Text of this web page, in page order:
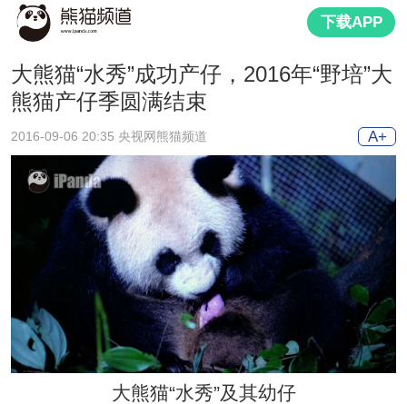
下载APP
大熊猫“水秀”成功产仔，2016年“野培”大
熊猫产仔季圆满结束
2016-09-06 20:35 央视网熊猫频道 A+
大熊猫“水秀”及其幼仔